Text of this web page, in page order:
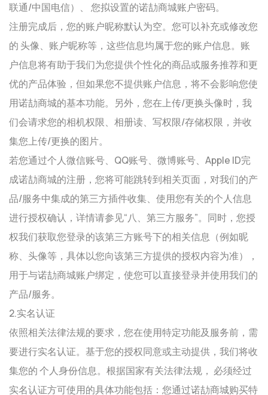
联通/中国电信）、 您拟设置的诺劼商城账户密码。
注册完成后，您的账户昵称默认为空。您可以补充或修改您
的 头像、账户昵称等，这些信息均属于您的账户信息。账
户信息将有助于我们为您提供个性化的商品或服务推荐和更
优的产品体验，但如果您不提供账户信息，将不会影响您使
用诺劼商城的基本功能。另外，您在上传/更换头像时，我
们会请求您的相机权限、相册读、写权限/存储权限，并收
集您上传/更换的图片。
若您通过个人微信账号、QQ账号、微博账号、Apple ID完
成诺劼商城的注册，您将可能跳转到相关页面，对我们的产
品/服务中集成的第三方插件收集、使用您有关的个人信息
进行授权确认，详情请参见“八、第三方服务”。同时，您授
权我们获取您登录的该第三方账号下的相关信息（例如昵
称、头像等，具体以您向该第三方提供的授权内容为准），
用于与诺劼商城账户绑定，使您可以直接登录并使用我们的
产品/服务。
2.实名认证
依照相关法律法规的要求，您在使用特定功能及服务前，需
要进行实名认证。基于您的授权同意或主动提供，我们将收
集您的 个人身份信息。根据国家有关法律法规， 必须经过
实名认证方可使用的具体功能包括：您通过诺劼商城购买特